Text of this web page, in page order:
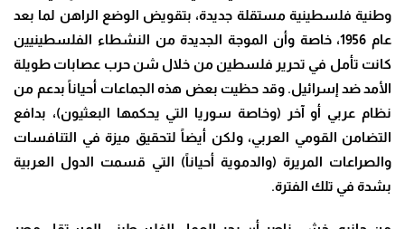
وطنية فلسطينية مستقلة جديدة، بتقويض الوضع الراهن لما بعد
عام 1956، خاصة وأن الموجة الجديدة من النشطاء الفلسطينيين
كانت تأمل في تحرير فلسطين من خلال شن حرب عصابات طويلة
الأمد ضد إسرائيل. وقد حظيت بعض هذه الجماعات أحياناً بدعم من
نظام عربي أو آخر (وخاصة سوريا التي يحكمها البعثيون)، بدافع
التضامن القومي العربي، ولكن أيضاً لتحقيق ميزة في التنافسات
والصراعات المريرة (والدموية أحياناً) التي قسمت الدول العربية
بشدة في تلك الفترة.